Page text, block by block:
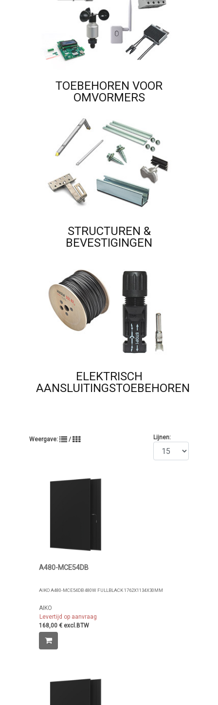
TOEBEHOREN VOOR
OMVORMERS
STRUCTUREN &
BEVESTIGINGEN
ELEKTRISCH
AANSLUITINGSTOEBEHOREN
Weergave: / Lijnen:
A480-MCE54DB
AIKO A480-MCE54DB 480W FULLBLACK 1762X1134X30MM
AIKO
Levertijd op aanvraag
168,00 € excl.BTW